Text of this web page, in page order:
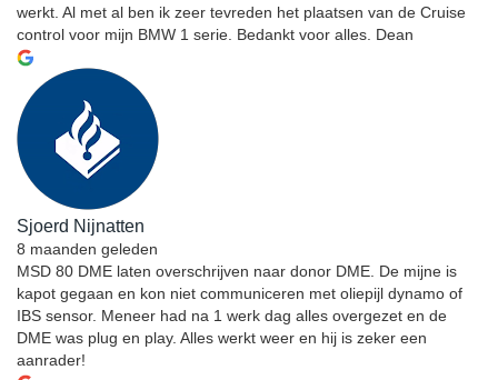
werkt. Al met al ben ik zeer tevreden het plaatsen van de Cruise
control voor mijn BMW 1 serie. Bedankt voor alles. Dean
Sjoerd Nijnatten
8 maanden geleden
MSD 80 DME laten overschrijven naar donor DME. De mijne is
kapot gegaan en kon niet communiceren met oliepijl dynamo of
IBS sensor. Meneer had na 1 werk dag alles overgezet en de
DME was plug en play. Alles werkt weer en hij is zeker een
aanrader!